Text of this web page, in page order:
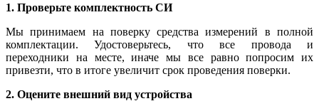
1. Проверьте комплектность СИ
Мы принимаем на поверку средства измерений в полной
комплектации. Удостоверьтесь, что все провода и
переходники на месте, иначе мы все равно попросим их
привезти, что в итоге увеличит срок проведения поверки.
2. Оцените внешний вид устройства